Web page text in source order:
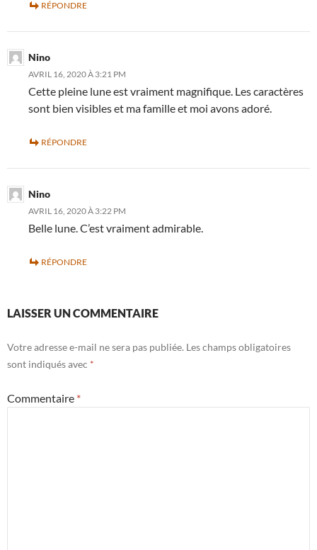
RÉPONDRE
Nino
AVRIL 16, 2020 À 3:21 PM
Cette pleine lune est vraiment magnifique. Les caractères
sont bien visibles et ma famille et moi avons adoré.
RÉPONDRE
Nino
AVRIL 16, 2020 À 3:22 PM
Belle lune. C’est vraiment admirable.
RÉPONDRE
LAISSER UN COMMENTAIRE
Votre adresse e-mail ne sera pas publiée. Les champs obligatoires
sont indiqués avec *
Commentaire *